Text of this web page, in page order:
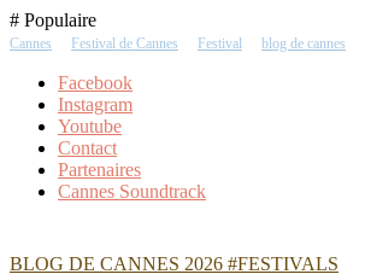
Skip
To
# Populaire
Cannes Festival de Cannes Festival blog de cannes
Facebook
Instagram
Youtube
Contact
Partenaires
Cannes Soundtrack
BLOG DE CANNES 2026 #FESTIVALS